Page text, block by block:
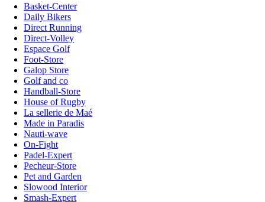
Basket-Center
Daily Bikers
Direct Running
Direct-Volley
Espace Golf
Foot-Store
Galop Store
Golf and co
Handball-Store
House of Rugby
La sellerie de Maé
Made in Paradis
Nauti-wave
On-Fight
Padel-Expert
Pecheur-Store
Pet and Garden
Slowood Interior
Smash-Expert